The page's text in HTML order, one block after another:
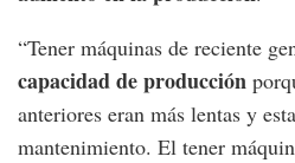
“Tener máquinas de reciente
capacidad de producción
anteriores eran más lentas y
mantenimiento. El tener